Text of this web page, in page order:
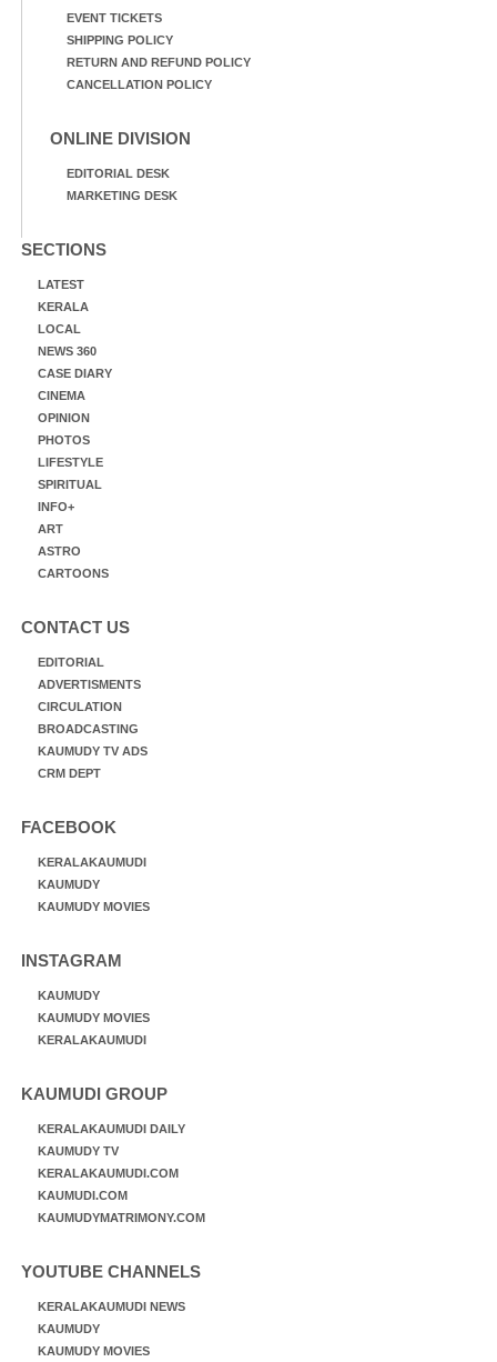
EVENT TICKETS
SHIPPING POLICY
RETURN AND REFUND POLICY
CANCELLATION POLICY
ONLINE DIVISION
EDITORIAL DESK
MARKETING DESK
SECTIONS
LATEST
KERALA
LOCAL
NEWS 360
CASE DIARY
CINEMA
OPINION
PHOTOS
LIFESTYLE
SPIRITUAL
INFO+
ART
ASTRO
CARTOONS
CONTACT US
EDITORIAL
ADVERTISMENTS
CIRCULATION
BROADCASTING
KAUMUDY TV ADS
CRM DEPT
FACEBOOK
KERALAKAUMUDI
KAUMUDY
KAUMUDY MOVIES
INSTAGRAM
KAUMUDY
KAUMUDY MOVIES
KERALAKAUMUDI
KAUMUDI GROUP
KERALAKAUMUDI DAILY
KAUMUDY TV
KERALAKAUMUDI.COM
KAUMUDI.COM
KAUMUDYMATRIMONY.COM
YOUTUBE CHANNELS
KERALAKAUMUDI NEWS
KAUMUDY
KAUMUDY MOVIES